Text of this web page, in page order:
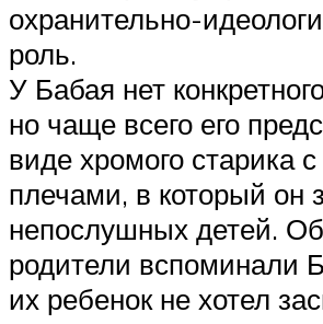
охранительно-
роль.
У Бабая нет
но чаще всего его
виде хромого старика
плечами, в который он
непослушных детей.
родители вспоминали
их ребенок не хотел